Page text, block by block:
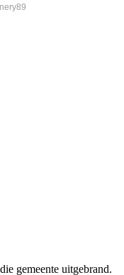
gemeente uitgebrand.